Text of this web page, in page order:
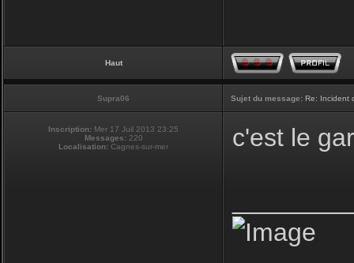
Haut
Supra06 Sujet du message: Re: Incident
Inscription: Mer 17 Juil 2013 23:25
Messages:220
Localisation: Cagnes-sur-mer c'est le